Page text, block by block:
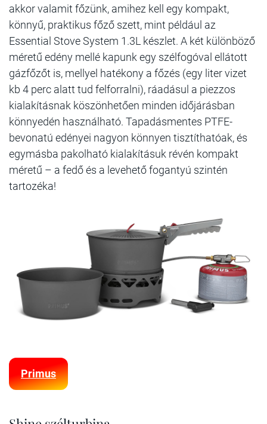
akkor valamit főzünk, amihez kell egy kompakt,
könnyű, praktikus főző szett, mint például az
Essential Stove System 1.3L készlet. A két különböző
méretű edény mellé kapunk egy szélfogóval ellátott
gázfőzőt is, mellyel hatékony a főzés (egy liter vizet
kb 4 perc alatt tud felforralni), ráadásul a piezzos
kialakításnak köszönhetően minden időjárásban
könnyedén használható. Tapadásmentes PTFE-
bevonatú edényei nagyon könnyen tisztíthatóak, és
egymásba pakolható kialakításuk révén kompakt
méretű – a fedő és a levehető fogantyú szintén
tartozéka!
Primus